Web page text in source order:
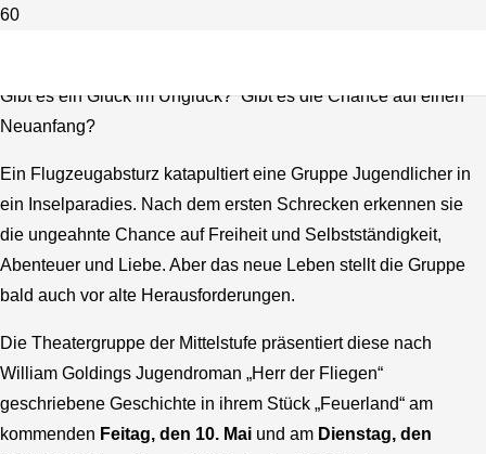
Gibt es ein Glück im Unglück? Gibt es die Chance auf einen
Neuanfang?
Ein Flugzeugabsturz katapultiert eine Gruppe Jugendlicher in
ein Inselparadies. Nach dem ersten Schrecken erkennen sie
die ungeahnte Chance auf Freiheit und Selbstständigkeit,
Abenteuer und Liebe. Aber das neue Leben stellt die Gruppe
bald auch vor alte Herausforderungen.
Die Theatergruppe der Mittelstufe präsentiert diese nach
William Goldings Jugendroman „Herr der Fliegen“
geschriebene Geschichte in ihrem Stück „Feuerland“ am
kommenden Feitag, den 10. Mai und am Dienstag, den